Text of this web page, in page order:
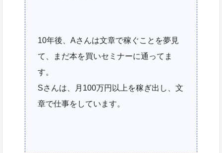
10年後、Aさんは文章で稼ぐことを夢見
て、まだ本を買いセミナーに通ってま
す。
Sさんは、月100万円以上を稼ぎ出し、文
章で仕事をしています。